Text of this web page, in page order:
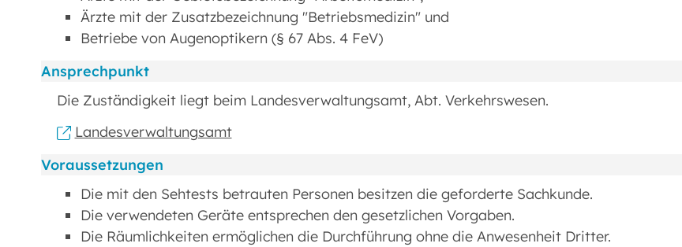
Ärzte mit der Zusatzbezeichnung "Betriebsmedizin" und
Betriebe von Augenoptikern (§ 67 Abs. 4 FeV)
Ansprechpunkt
Die Zuständigkeit liegt beim Landesverwaltungsamt, Abt. Verkehrswesen.
Landesverwaltungsamt
Voraussetzungen
Die mit den Sehtests betrauten Personen besitzen die geforderte Sachkunde.
Die verwendeten Geräte entsprechen den gesetzlichen Vorgaben.
Die Räumlichkeiten ermöglichen die Durchführung ohne die Anwesenheit Dritter.